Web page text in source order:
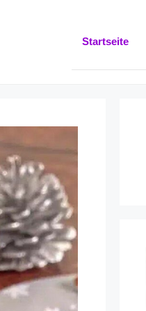
Startseite